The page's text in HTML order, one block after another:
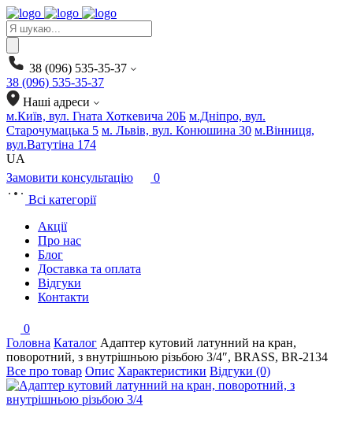
Products
search
38 (096) 535-35-37
38 (096) 535-35-37
Наші адреси
м.Київ, вул. Гната Хоткевича 20Б м.Дніпро, вул.
Старочумацька 5 м. Львів, вул. Конюшина 30 м.Вінниця,
вул.Ватутіна 174
UA
Замовити консультацію
0
Всі категорії
Акції
Про нас
Блог
Доставка та оплата
Відгуки
Контакти
0
Головна Каталог Адаптер кутовий латунний на кран,
поворотний, з внутрішньою різьбою 3/4″, BRASS, BR-2134
Все про товар Опис Характеристики Відгуки (0)